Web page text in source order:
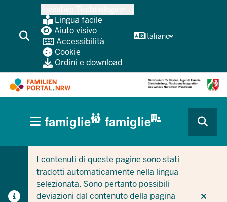
contenuto
principale
Lingua facile
Aiuto visivo
Accessibilità
Cookie
Ordini e download
Italiano
CURRENT SECTION PER LE AZIENDE/COMUNI
CURRENT SECTION PER LE FAMIGLIE
HAUPTNAVIGATION
(BÜRGERBEREICH
famiglie famiglie
I contenuti di queste pagine sono stati
tradotti automaticamente nella lingua
selezionata. Sono pertanto possibili
deviazioni dal contenuto della pagina